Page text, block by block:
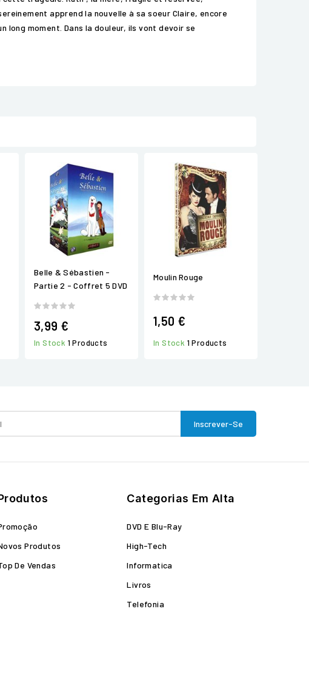
apprend la nouvelle à sa soeur Claire, encore
moment. Dans la douleur, ils vont devoir se
Belle & Sébastien -
Partie 2 - Coffret 5 DVD
3,99 €
In Stock 1 Products
Moulin Rouge
1,50 €
In Stock 1 Products
Produtos
De Vendas
Categorias Em Alta
DVD E Blu-Ray
High-Tech
Informatica
Livros
Telefonia